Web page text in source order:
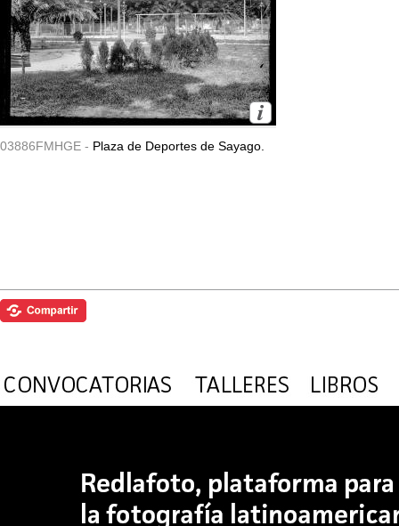
03886FMHGE - Plaza de Deportes de Sayago.